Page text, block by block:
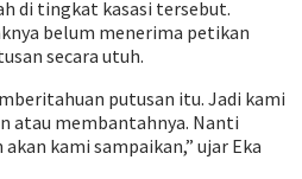
di tingkat kasasi tersebut.
belum menerima petikan
secara utuh.
putusan itu. Jadi kami
atau membantahnya. Nanti
kami sampaikan,” ujar Eka